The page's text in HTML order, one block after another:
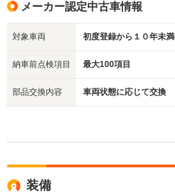
メーカー認定中古車情報
対象車両 初度登録から１０年未
納車前点検項目 最大100項目
部品交換内容 車両状態に応じて交換
装備